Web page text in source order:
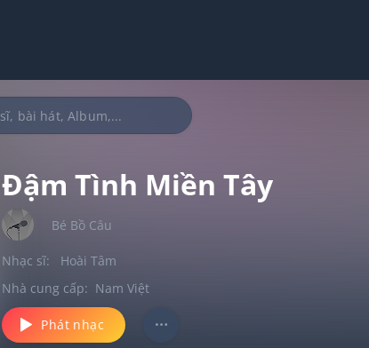
Đậm Tình Miền Tây
Bé Bồ Câu
Nhạc sĩ: Hoài Tâm
Nhà cung cấp: Nam Việt
Phát nhạc